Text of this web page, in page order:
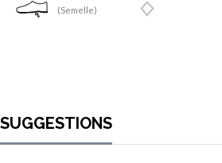
(Semelle)
SUGGESTIONS